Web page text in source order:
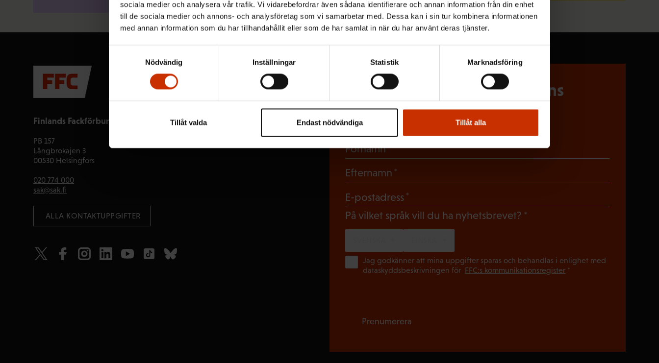
sociala medier och analysera vår trafik. Vi vidarebefordrar även sådana identifierare och annan information från din enhet
till de sociala medier och annons- och analysföretag som vi samarbetar med. Dessa kan i sin tur kombinera informationen
med annan information som du har tillhandahållit eller som de har samlat in när du har använt deras tjänster.
Nödvändig
Inställningar Statistik Marknadsföring
Endast nödvändiga
Tillåt valda Tillåt alla
Finlands Fackförbunds Centralorganisation FFC
PB 157
Långbrokajen 3
00530 Helsingfors
020 774 000
sak@sak.fi
ALLA KONTAKTUPPGIFTER
Prenumerera på Löntagarens
nyhetsbrev
Förnamn (Obligatoriskt)
Efternamn
E-postadress
På vilket språk vill du ha nyhetsbrevet?(Obligatoriskt)
Jag godkänner att mina uppgifter sparas och behandlas i enlighet med
dataskyddsbeskrivningen för FFC:s kommunikationsregister *
Prenumerera